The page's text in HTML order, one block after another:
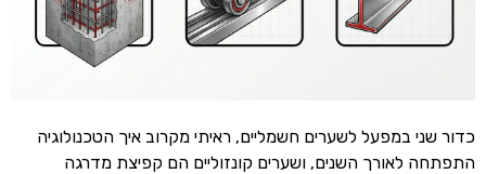
כדור שני במפעל לשערים חשמליים, ראיתי מקרוב איך הטכנולוגיה
התפתחה לאורך השנים, ושערים קונזוליים הם קפיצת מדרגה